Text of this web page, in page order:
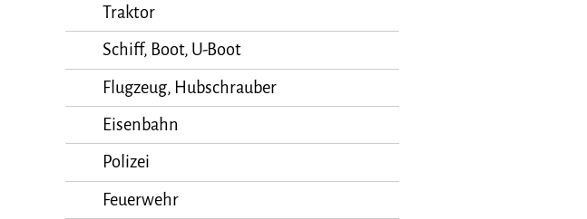
Traktor
Schiff, Boot, U-Boot
Flugzeug, Hubschrauber
Eisenbahn
Polizei
Feuerwehr